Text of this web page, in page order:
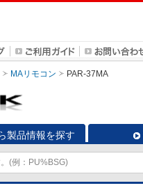
MAリモコン PAR-37MA
製品情報を探す